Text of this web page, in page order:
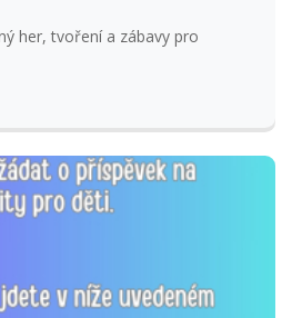
her, tvoření a zábavy pro